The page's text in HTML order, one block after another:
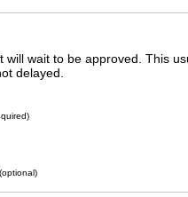
will wait to be approved. This
delayed.